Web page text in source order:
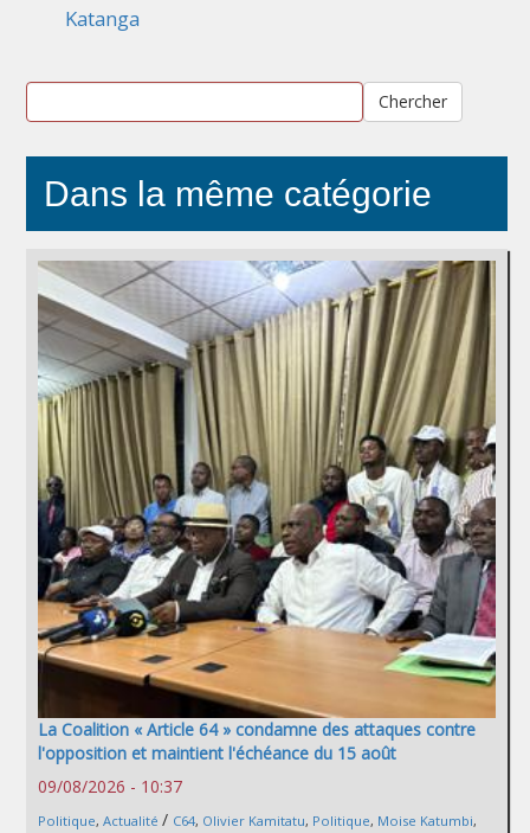
Katanga
Chercher
Dans la même catégorie
La Coalition « Article 64 » condamne des attaques contre
l'opposition et maintient l'échéance du 15 août
09/08/2026 - 10:37
Politique, Actualité / C64, Olivier Kamitatu, Politique, Moise Katumbi,